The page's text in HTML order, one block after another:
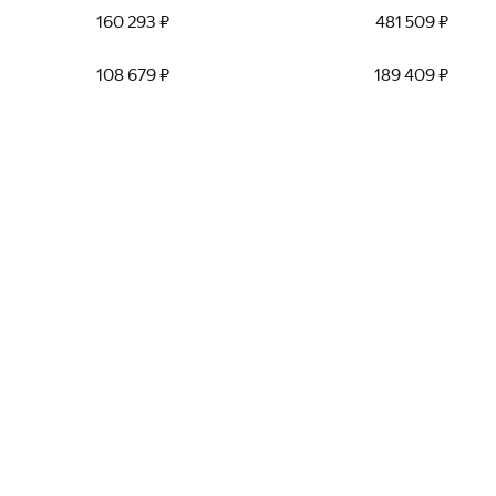
160 293 ₽ 481 509 ₽
108 679 ₽ 189 409 ₽